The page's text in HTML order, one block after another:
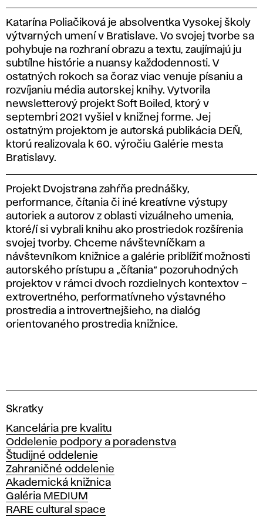
Katarína Poliačiková je absolventka Vysokej školy
výtvarných umení v Bratislave. Vo svojej tvorbe sa
pohybuje na rozhraní obrazu a textu, zaujímajú ju
subtílne histórie a nuansy každodennosti. V
ostatných rokoch sa čoraz viac venuje písaniu a
rozvíjaniu média autorskej knihy. Vytvorila
newsletterový projekt Soft Boiled, ktorý v
septembri 2021 vyšiel v knižnej forme. Jej
ostatným projektom je autorská publikácia DEŇ,
ktorú realizovala k 60. výročiu Galérie mesta
Bratislavy.
Projekt Dvojstrana zahŕňa prednášky,
performance, čítania či iné kreatívne výstupy
autoriek a autorov z oblasti vizuálneho umenia,
ktoré/í si vybrali knihu ako prostriedok rozšírenia
svojej tvorby. Chceme návštevníčkam a
návštevníkom knižnice a galérie priblížiť možnosti
autorského prístupu a „čítania“ pozoruhodných
projektov v rámci dvoch rozdielnych kontextov –
extrovertného, performatívneho výstavného
prostredia a introvertnejšieho, na dialóg
orientovaného prostredia knižnice.
V
s
o
k
á
š
k
o
Skratky
Kancelária pre kvalitu
Oddelenie podpory a poradenstva
Študijné oddelenie
Zahraničné oddelenie
Akademická knižnica
Galéria MEDIUM
RARE cultural space